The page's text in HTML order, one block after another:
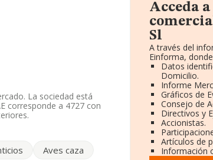
La sociedad está
corresponde a 4727 con
datos disponibles en
Aves caza
Acceda
Sl
A través del
Einforma,
Datos
Domicilio.
Informe
Gráficos de
Consejo de
Directivos y
Accionistas.
Artículos de
Información